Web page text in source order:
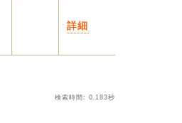
詳細
検索時間: 0.183秒